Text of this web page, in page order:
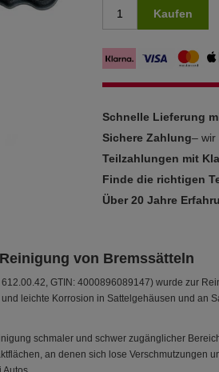
Kaufen
Schnelle Lieferung
Sichere Zahlung– wir
Teilzahlungen mit
Finde die richtigen
Über 20 Jahre
von Bremssätteln
GTIN: 4000896089147) wurde zur
leichte Korrosion in Sattelgehäusen und an
schmaler und schwer zugänglicher
an denen sich lose Verschmutzungen